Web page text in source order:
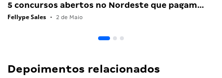
5 concursos abertos no Nordeste que pagam…
Fellype Sales • 2 de Maio
Depoimentos relacionados